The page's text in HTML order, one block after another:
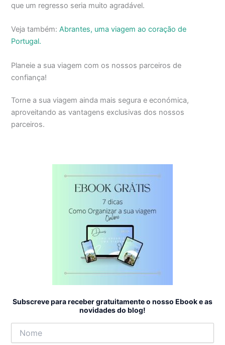
que um regresso seria muito agradável.
Veja também:Abrantes, uma viagem ao coração de
Portugal.
Planeie a sua viagem com os nossos parceiros de
confiança!
Torne a sua viagem ainda mais segura e económica,
aproveitando as vantagens exclusivas dos nossos
parceiros.
Subscreve para receber gratuitamente o nosso Ebook e as
novidades do blog!